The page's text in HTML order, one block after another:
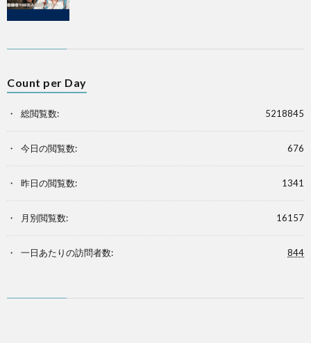
Count per Day
5218845
総閲覧数:
676
今日の閲覧数:
1341
昨日の閲覧数:
16157
月別閲覧数:
844
一日あたりの訪問者数: